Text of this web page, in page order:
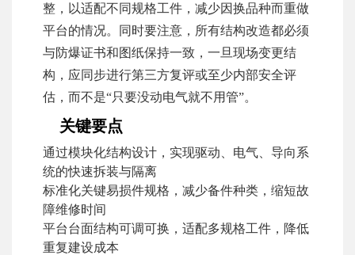
整，以适配不同规格工件，减少因换品种而重做
平台的情况。同时要注意，所有结构改造都必须
与防爆证书和图纸保持一致，一旦现场变更结
构，应同步进行第三方复评或至少内部安全评
估，而不是“只要没动电气就不用管”。
关键要点
通过模块化结构设计，实现驱动、电气、导向系
统的快速拆装与隔离
标准化关键易损件规格，减少备件种类，缩短故
障维修时间
平台台面结构可调可换，适配多规格工件，降低
重复建设成本